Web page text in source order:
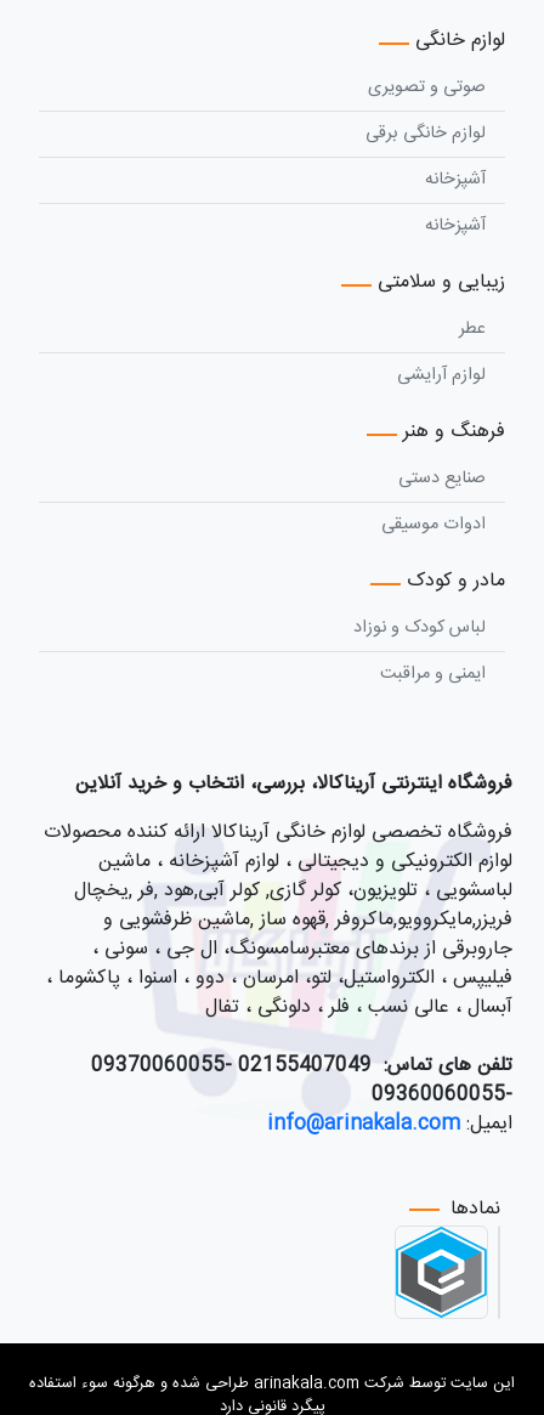
فروشگاه اینترنتی آریناکالا، بررسی، انتخاب و خرید آنلاین
فروشگاه تخصصی لوازم خانگی آریناکالا ارائه کننده محصولات
لوازم الکترونیکی و دیجیتالی ، لوازم آشپزخانه ، ماشین
لباسشویی ، تلویزیون، کولر گازی, کولر آبی,هود ,فر ,یخچال
فریزر,مایکروویو,ماکروفر ,قهوه ساز ,ماشین ظرفشویی و
جاروبرقی از برندهای معتبرسامسونگ، ال جی ، سونی ،
فیلیپس ، الکترواستیل، لتو، امرسان ، دوو ، اسنوا ، پاکشوما ،
آبسال ، عالی نسب ، فلر ، دلونگی ، تفال
تلفن های تماس:
021
55407049 -09370060055
-09360060055
ایمیل:info@arinakala.com
نمادها
لوازم خانگی
صوتی و تصویری
لوازم خانگی برقی
آشپزخانه
آشپزخانه
زیبایی و سلامتی
عطر
لوازم آرایشی
فرهنگ و هنر
صنایع دستی
ادوات موسیقی
مادر و کودک
لباس کودک و نوزاد
ایمنی و مراقبت
این سایت توسط شرکت arinakala.com طراحی شده و هرگونه سوء استفاده
پیگرد قانونی دارد